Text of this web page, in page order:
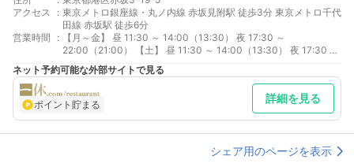
アクセス
: 東京メトロ銀座線・丸ノ内線 赤坂見附駅 徒歩3分 東京メトロ千代
田線 赤坂駅 徒歩6分
営業時間
:
【月～金】 昼 11:30 ～ 14:00（13:30） 夜 17:30 ～
22:00（21:00） 【土】 昼 11:30 ～ 14:00（13:30） 夜 17:30 ～
21:00（20:00）
ネット予約可能な外部サイトで見る
ポイント貯まる 詳細を見る
シェア用のページを表示